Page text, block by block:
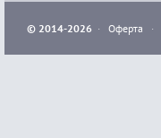
© 2014-2026 · Оферта ·